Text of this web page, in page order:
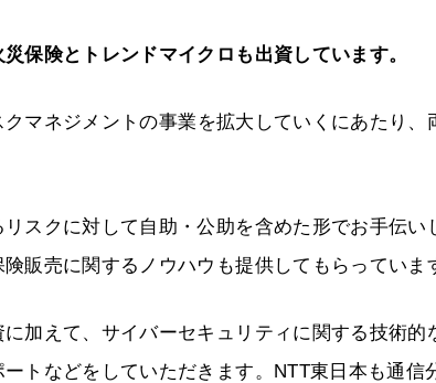
保険とトレンドマイクロも出資しています。
マネジメントの事業を拡大していくにあたり、
スクに対して自助・公助を含めた形でお手伝い
販売に関するノウハウも提供してもらっていま
加えて、サイバーセキュリティに関する技術的
トなどをしていただきます。NTT東日本も通信